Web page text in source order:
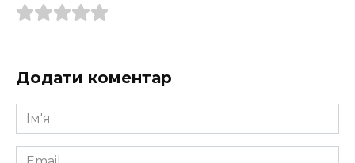
Додати коментар
Ім'я
*
Email